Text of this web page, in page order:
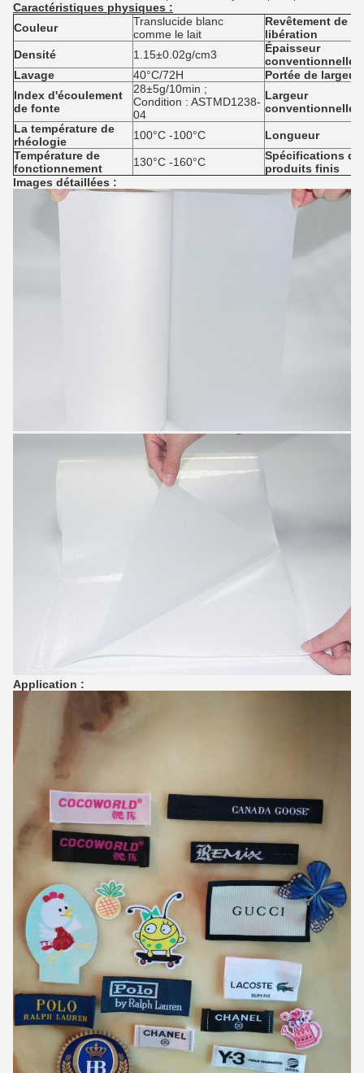
Caractéristiques physiques :
Couleur
Translucide blanc
comme le lait
Revêtement de
libération
Densité
1.15±0.02g/cm3
Épaisseur
conventionnelle
Lavage
40°C/72H
Portée de largeur
Index d'écoulement
de fonte
28±5g/10min ;
Condition : ASTMD1238-
04
Largeur
conventionnelle
La température de
rhéologie
100°C -100°C
Longueur
Température de
fonctionnement
130°C -160°C
Spécifications de
produits finis
Images détaillées :
Application :